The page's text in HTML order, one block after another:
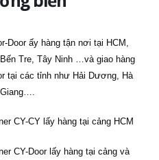
Door ấy hàng tận nơi tại HCM,
Tre, Tây Ninh …và giao hàng
tại các tỉnh như Hải Dương, Hà
CY-CY lấy hàng tại cảng HCM
CY-Door lấy hàng tại cảng và